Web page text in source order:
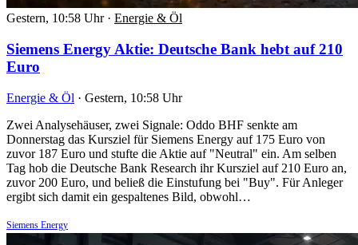
Gestern, 10:58 Uhr · Energie & Öl
Siemens Energy Aktie: Deutsche Bank hebt auf 210
Euro
Energie & Öl · Gestern, 10:58 Uhr
Zwei Analysehäuser, zwei Signale: Oddo BHF senkte am
Donnerstag das Kursziel für Siemens Energy auf 175 Euro von
zuvor 187 Euro und stufte die Aktie auf "Neutral" ein. Am selben
Tag hob die Deutsche Bank Research ihr Kursziel auf 210 Euro an,
zuvor 200 Euro, und beließ die Einstufung bei "Buy". Für Anleger
ergibt sich damit ein gespaltenes Bild, obwohl…
Siemens Energy